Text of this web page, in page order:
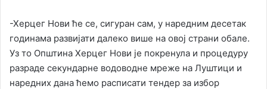
-Херцег Нови ће се, сигуран сам, у наредним десетак
годинама развијати далеко више на овој страни обале.
Уз то Општина Херцег Нови је покренула и процедуру
разраде секундарне водоводне мреже на Луштици и
наредних дана ћемо расписати тендер за избор